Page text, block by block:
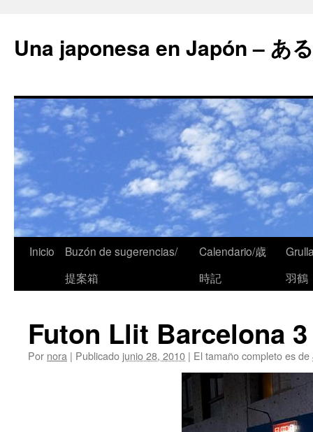
Una japonesa en Japón – あ
Inicio
Buzón de sugerencias/
提案箱
Calendario/歳
時記
羽鶴
Futon Llit Barcelona 3
Por nora | Publicado junio 28, 2010 | El tamaño completo es de